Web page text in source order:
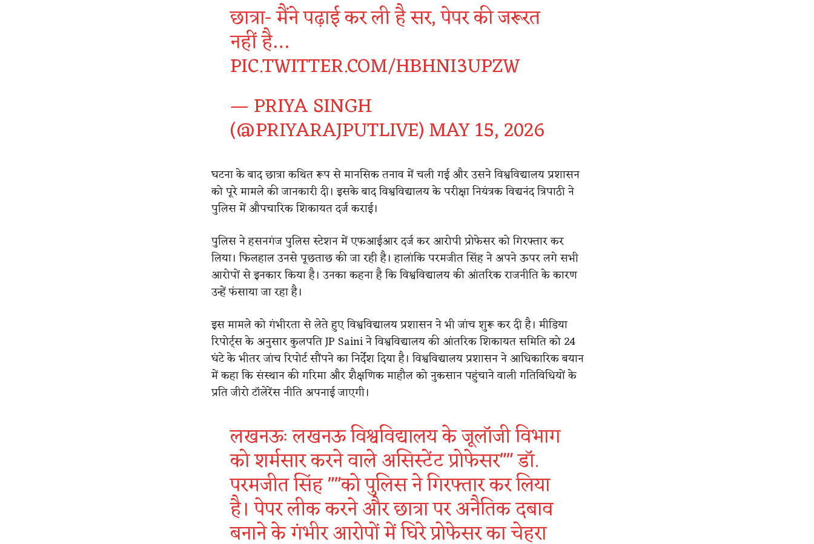
छात्रा- मैंने पढ़ाई कर ली है सर, पेपर की जरूरत
नहीं है…
PIC.TWITTER.COM/HBHNI3UPZW
— PRIYA SINGH
(@PRIYARAJPUTLIVE)MAY 15, 2026
घटना के बाद छात्रा कथित रूप से मानसिक तनाव में चली गई और उसने विश्वविद्यालय प्रशासन
को पूरे मामले की जानकारी दी। इसके बाद विश्वविद्यालय के परीक्षा नियंत्रक विद्यनंद त्रिपाठी ने
पुलिस में औपचारिक शिकायत दर्ज कराई।
पुलिस ने हसनगंज पुलिस स्टेशन में एफआईआर दर्ज कर आरोपी प्रोफेसर को गिरफ्तार कर
लिया। फिलहाल उनसे पूछताछ की जा रही है। हालांकि परमजीत सिंह ने अपने ऊपर लगे सभी
आरोपों से इनकार किया है। उनका कहना है कि विश्वविद्यालय की आंतरिक राजनीति के कारण
उन्हें फंसाया जा रहा है।
इस मामले को गंभीरता से लेते हुए विश्वविद्यालय प्रशासन ने भी जांच शुरू कर दी है। मीडिया
रिपोर्ट्स के अनुसार कुलपति JP Saini ने विश्वविद्यालय की आंतरिक शिकायत समिति को 24
घंटे के भीतर जांच रिपोर्ट सौंपने का निर्देश दिया है। विश्वविद्यालय प्रशासन ने आधिकारिक बयान
में कहा कि संस्थान की गरिमा और शैक्षणिक माहौल को नुकसान पहुंचाने वाली गतिविधियों के
प्रति जीरो टॉलेरेंस नीति अपनाई जाएगी।
लखनऊः लखनऊ विश्वविद्यालय के जूलॉजी विभाग
को शर्मसार करने वाले असिस्टेंट प्रोफेसर"" डॉ.
परमजीत सिंह ""को पुलिस ने गिरफ्तार कर लिया
है। पेपर लीक करने और छात्रा पर अनैतिक दबाव
बनाने के गंभीर आरोपों में घिरे प्रोफेसर का चेहरा